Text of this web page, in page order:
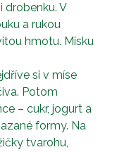
drobenku. V
a rukou
hmotu. Misku
si v míse
Potom
– cukr, jogurt a
formy. Na
tvarohu,